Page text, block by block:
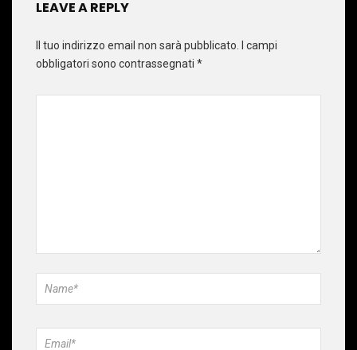
LEAVE A REPLY
Il tuo indirizzo email non sarà pubblicato. I campi
obbligatori sono contrassegnati *